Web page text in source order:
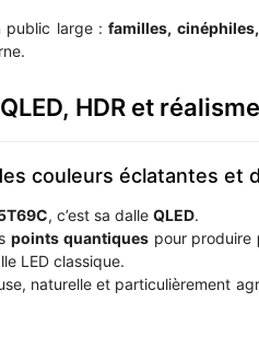
public large :familles,
HDR et
couleurs éclatantes et
, c’est sa dalle QLED.
points quantiquespour produire
LED classique.
naturelle et particulièrement